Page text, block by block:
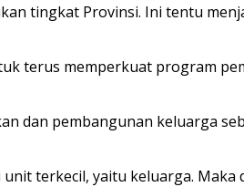
tingkat Provinsi. Ini tentu
terus memperkuat program
dan pembangunan keluarga
terkecil, yaitu keluarga.